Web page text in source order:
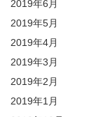
2019年6月
2019年5月
2019年4月
2019年3月
2019年2月
2019年1月